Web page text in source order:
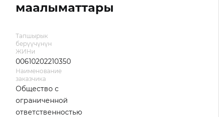
маалыматтары
Тапшырык
берүүчүнүн
ЖИНи
00610202210350
Наименование
заказчика
Общество с
ограниченной
ответственностью